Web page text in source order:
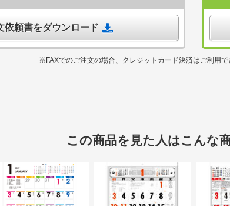
依頼書をダウンロード
※FAXでのご注文の場合、クレジットカード決済はご利用で
この商品を見た人はこんな